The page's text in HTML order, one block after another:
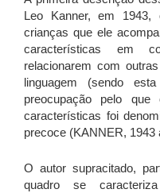
Leo Kanner, em
crianças que ele
características em
relacionarem com
linguagem (sendo
preocupação pelo
características foi
precoce (KANNER, 1943
O autor supracitado,
quadro se